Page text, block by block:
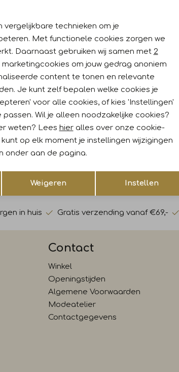
Sale
Opus
Evita glazed 8056 Hazy fog mel
53,99 89,99
Niet
Hoe wij met jouw data omgaan?
in huis Gratis verzending vanaf €69,-
Contact
Winkel
Openingstijden
Algemene Voorwaarden
Modeatelier
Contactgegevens
Marketing cookies
Opslaan
vergelijkbare technieken om je
Met functionele cookies zorgen we
Daarnaast gebruiken wij samen met 2
om jouw gedrag anoniem
content te tonen en relevante
Je kunt zelf bepalen welke cookies je
voor alle cookies, of kies 'Instellingen'
Wil je alleen noodzakelijke cookies?
weten? Lees hieralles over onze cookie-
op elk moment je instellingen wijzigingen
onder aan de pagina.
Weigeren Instellen